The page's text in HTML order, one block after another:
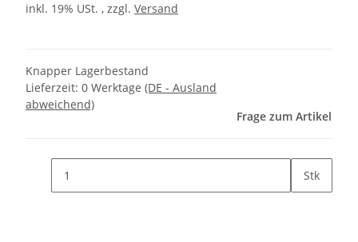
inkl. 19% USt. , zzgl. Versand
Knapper Lagerbestand
Lieferzeit: 0 Werktage (DE - Ausland
abweichend)
Frage zum Artikel
Stk